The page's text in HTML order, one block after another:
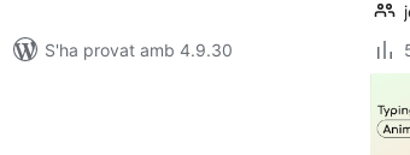
S'ha provat amb 4.9.30